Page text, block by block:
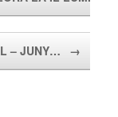
– JUNY… →